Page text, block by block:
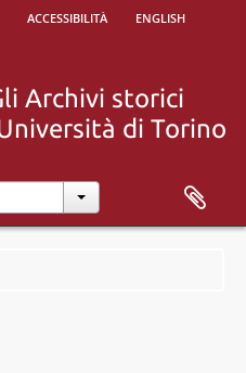
accessibilità
english